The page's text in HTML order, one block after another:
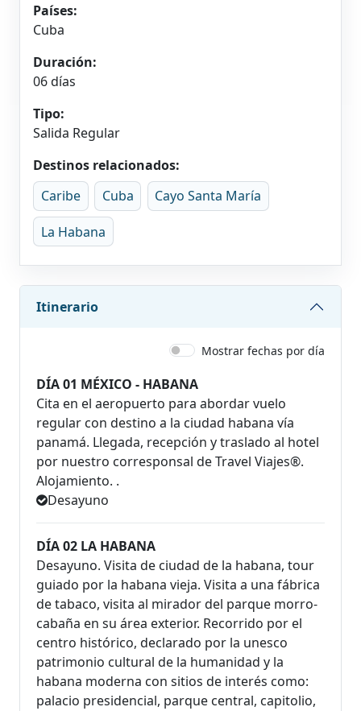
Países:
Cuba
Duración:
06 días
Tipo:
Salida Regular
Destinos relacionados:
Caribe
Cuba Cayo Santa María
La Habana
Itinerario
Mostrar fechas por día
DÍA 01 MÉXICO - HABANA
Cita en el aeropuerto para abordar vuelo
regular con destino a la ciudad habana vía
panamá. Llegada, recepción y traslado al hotel
por nuestro corresponsal de Travel Viajes®.
Alojamiento. .
Desayuno
DÍA 02 LA HABANA
Desayuno. Visita de ciudad de la habana, tour
guiado por la habana vieja. Visita a una fábrica
de tabaco, visita al mirador del parque morro-
cabaña en su área exterior. Recorrido por el
centro histórico, declarado por la unesco
patrimonio cultural de la humanidad y la
habana moderna con sitios de interés como:
palacio presidencial, parque central, capitolio,